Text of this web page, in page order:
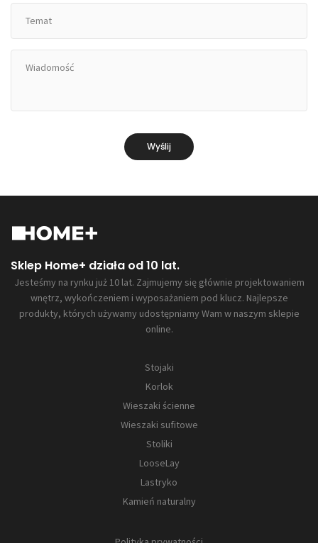
Sklep Home+ działa od 10 lat.
Jesteśmy na rynku już 10 lat. Zajmujemy się głównie projektowaniem
wnętrz, wykończeniem i wyposażaniem pod klucz. Najlepsze
produkty, których używamy udostępniamy Wam w naszym sklepie
online.
Stojaki
Korlok
Wieszaki ścienne
Wieszaki sufitowe
Stoliki
LooseLay
Lastryko
Kamień naturalny